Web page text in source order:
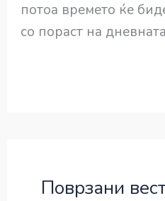
потоа времето ќе
со пораст на
Поврзани